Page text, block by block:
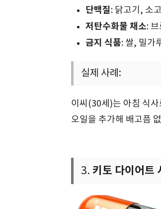
단백질: 닭고기, 소
저탄수화물 채소:
금지 식품: 쌀, 밀가
실제 사례:
이씨(30세)는 아침 식사
오일을 추가해 배고픔
3. 키토 다이어트